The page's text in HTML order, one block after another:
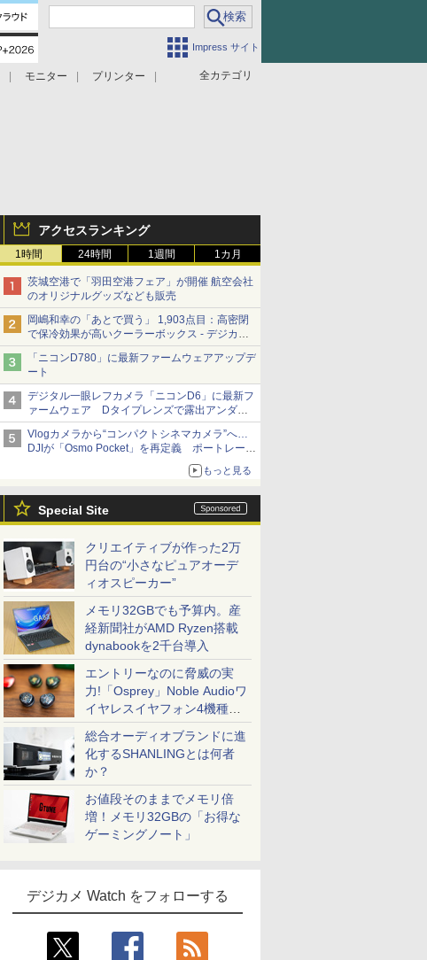
Impress サイト
全カテゴリ
モニター
プリンター
アクセスランキング
1時間 24時間 1週間 1カ月
茨城空港で「羽田空港フェア」が開催 航空会社
のオリジナルグッズなども販売
岡嶋和幸の「あとで買う」 1,903点目：高密閉
で保冷効果が高いクーラーボックス - デジカメ
Watch
「ニコンD780」に最新ファームウェアアップデ
ート
デジタル一眼レフカメラ「ニコンD6」に最新フ
ァームウェア Dタイプレンズで露出アンダー
になる現象の修正など
Vlogカメラから“コンパクトシネマカメラ”へ…
DJIが「Osmo Pocket」を再定義 ポートレート
もっと見る
Special Site
クリエイティブが作った2万
円台の“小さなピュアオーデ
ィオスピーカー”
メモリ32GBでも予算内。産
経新聞社がAMD Ryzen搭載
dynabookを2千台導入
エントリーなのに脅威の実
力!「Osprey」Noble Audioワ
イヤレスイヤフォン4機種を
一気に聴く
総合オーディオブランドに進
化するSHANLINGとは何者
か？
お値段そのままでメモリ倍
増！メモリ32GBの「お得な
ゲーミングノート」
デジカメ Watch をフォローする